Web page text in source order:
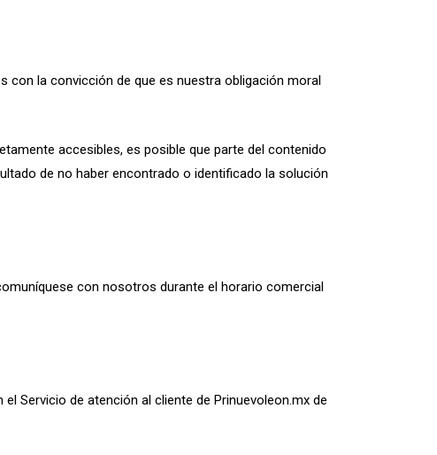
con la convicción de que es nuestra obligación moral
accesibles, es posible que parte del contenido
de no haber encontrado o identificado la solución
con nosotros durante el horario comercial
Servicio de atención al cliente de Prinuevoleon.mx de